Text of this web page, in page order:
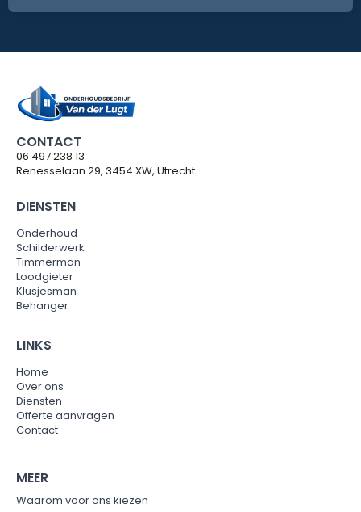
CONTACT
06 497 238 13
Renesselaan 29, 3454 XW, Utrecht
DIENSTEN
Onderhoud
Schilderwerk
Timmerman
Loodgieter
Klusjesman
Behanger
LINKS
Home
Over ons
Diensten
Offerte aanvragen
Contact
MEER
Waarom voor ons kiezen